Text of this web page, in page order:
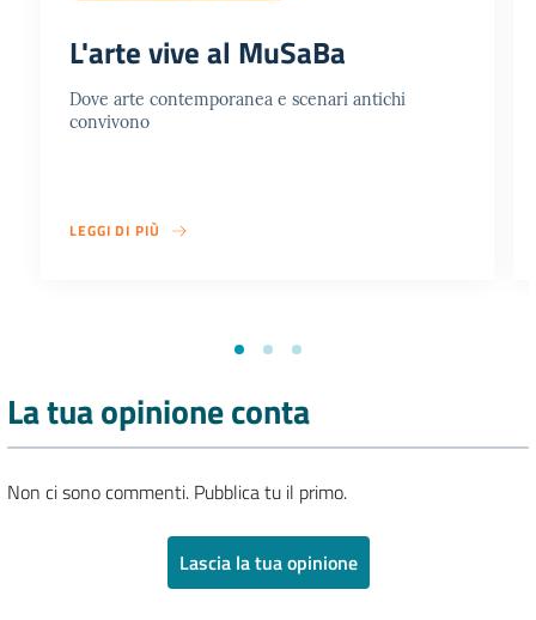
L'arte vive al MuSaBa
Dove arte contemporanea e scenari antichi
convivono
LEGGI DI PIÙ
La tua opinione conta
Non ci sono commenti. Pubblica tu il primo.
Lascia la tua opinione